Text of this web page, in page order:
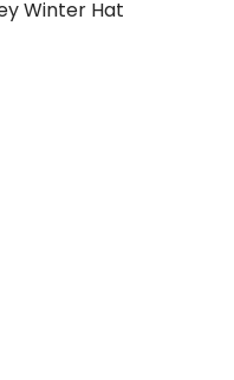
Winter Hat